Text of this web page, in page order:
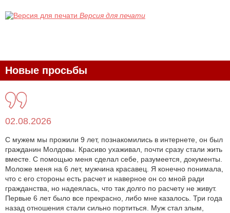
Версия для печати
Новые просьбы
02.08.2026
С мужем мы прожили 9 лет, познакомились в интернете, он был
гражданин Молдовы. Красиво ухаживал, почти сразу стали жить
вместе. С помощью меня сделал себе, разумеется, документы.
Моложе меня на 6 лет, мужчина красавец. Я конечно понимала,
что с его стороны есть расчет и наверное он со мной ради
гражданства, но надеялась, что так долго по расчету не живут.
Первые 6 лет было все прекрасно, либо мне казалось. Три года
назад отношения стали сильно портиться. Муж стал злым,